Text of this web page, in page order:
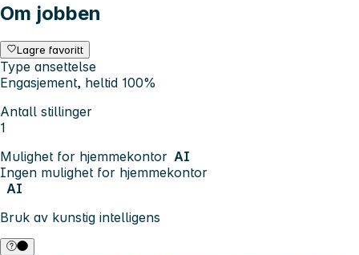
Om jobben
Lagre favoritt
Type ansettelse
Engasjement, heltid 100%
Antall stillinger
1
Mulighet for hjemmekontor AI
Ingen mulighet for hjemmekontor
AI
Bruk av kunstig intelligens